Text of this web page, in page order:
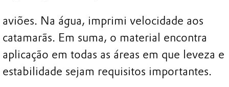
aviões. Na água, imprimi velocidade aos
catamarãs. Em suma, o material encontra
aplicação em todas as áreas em que leveza e
estabilidade sejam requisitos importantes.